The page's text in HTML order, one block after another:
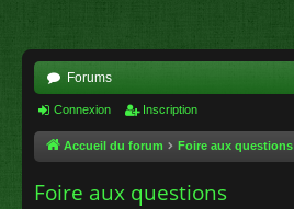
Forums
Connexion Inscription
Accueil du forum Foire aux questions
Foire aux questions